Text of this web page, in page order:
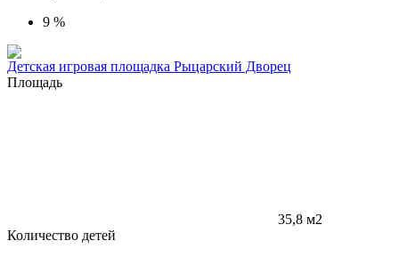
9 %
Детская игровая площадка Рыцарский Дворец
Площадь
35,8 м2
Количество детей